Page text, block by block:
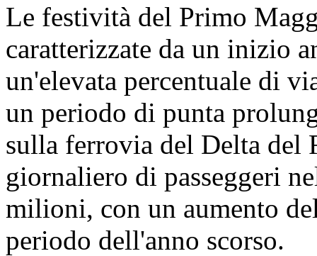
Le festività del Primo
caratterizzate da un inizio
un'elevata percentuale di
un periodo di punta
sulla ferrovia del Delta del
giornaliero di passeggeri
milioni, con un aumento
periodo dell'anno scorso.